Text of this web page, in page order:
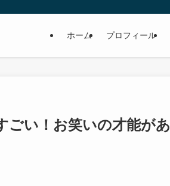
ホーム プロフィール
ごい！お笑いの才能があ